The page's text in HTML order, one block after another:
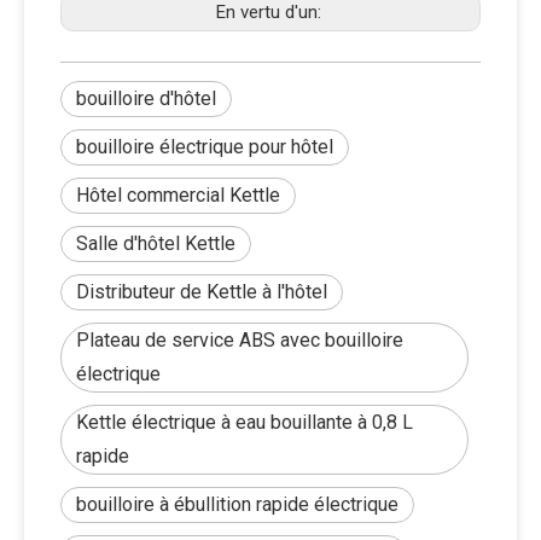
En vertu d'un:
bouilloire d'hôtel
bouilloire électrique pour hôtel
Hôtel commercial Kettle
Salle d'hôtel Kettle
Distributeur de Kettle à l'hôtel
Plateau de service ABS avec bouilloire
électrique
Kettle électrique à eau bouillante à 0,8 L
rapide
bouilloire à ébullition rapide électrique